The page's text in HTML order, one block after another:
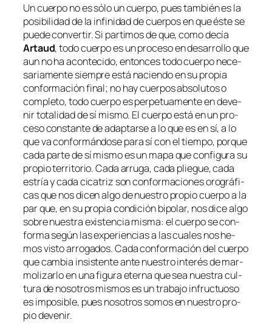
Un cuer­po no es só­lo un cuer­po, pues tam­bién es la
po­si­bi­li­dad de la in­fi­ni­dad de cuer­pos en que és­te se
pue­de con­ver­tir. Si par­ti­mos de que, co­mo de­cía
Artaud, to­do cuer­po es un pro­ce­so en de­sa­rro­llo que
aun no ha acon­te­ci­do, en­ton­ces to­do cuer­po ne­ce­
sa­ria­men­te siem­pre es­tá na­cien­do en su pro­pia
con­for­ma­ción fi­nal; no hay cuer­pos ab­so­lu­tos o
com­ple­to, to­do cuer­po es per­pe­tua­men­te en de­ve­
nir to­ta­li­dad de sí mis­mo. El cuer­po es­tá en un pro­
ce­so cons­tan­te de adap­tar­se a lo que es en sí, a lo
que va con­for­mán­do­se pa­ra sí con el tiem­po, por­que
ca­da par­te de sí mis­mo es un ma­pa que con­fi­gu­ra su
pro­pio te­rri­to­rio. Cada arru­ga, ca­da plie­gue, ca­da
es­tría y ca­da ci­ca­triz son con­for­ma­cio­nes oro­grá­fi­
cas que nos di­cen al­go de nues­tro pro­pio cuer­po a la
par que, en su pro­pia con­di­ción bi­po­lar, nos di­ce al­go
so­bre nues­tra exis­ten­cia mis­ma: el cuer­po se con­
for­ma se­gún las ex­pe­rien­cias a las cua­les nos he­
mos vis­to arro­ga­dos. Cada con­for­ma­ción del cuer­po
que cam­bia in­sis­ten­te an­te nues­tro in­te­rés de mar­
mo­li­zar­lo en una fi­gu­ra eter­na que sea nues­tra cul­
tu­ra de no­so­tros mis­mos es un tra­ba­jo in­fruc­tuo­so
es im­po­si­ble, pues no­so­tros so­mos en nues­tro pro­
pio devenir.